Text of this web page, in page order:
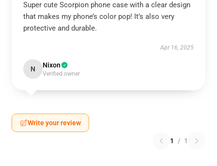
Super cute Scorpion phone case with a clear design
that makes my phone’s color pop! It’s also very
protective and durable.
Apr 16, 2025
N Nixon
Verified owner
Write your review
1 / 1